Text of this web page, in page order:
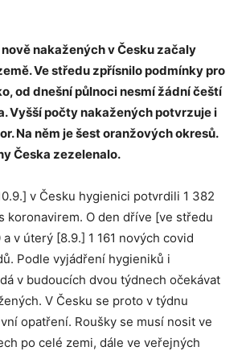
nakažených v Česku začaly
Ve středu zpřísnilo podmínky pro
od dnešní půlnoci nesmí žádní čeští
Vyšší počty nakažených potvrzuje i
Na něm je šest oranžových okresů.
Česka zezelenalo.
v Česku hygienici potvrdili 1 382
koronavirem. O den dříve [ve středu
v úterý [8.9.] 1 161 nových covid
Podle vyjádření hygieniků i
v budoucích dvou týdnech očekávat
V Česku se proto v týdnu
opatření. Roušky se musí nosit ve
po celé zemi, dále ve veřejných